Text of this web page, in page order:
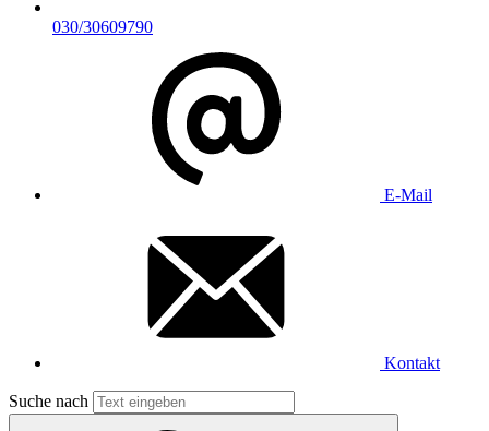
030/30609790
E-Mail
Kontakt
Suche nach